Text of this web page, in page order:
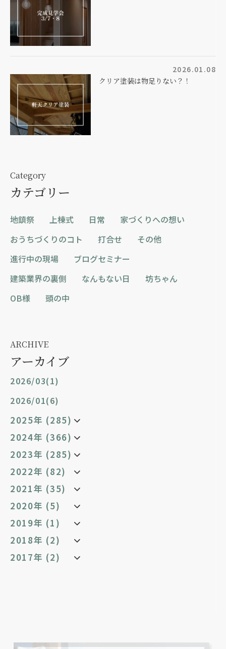
2026.01.08
クリア塗装は物足りない？！
Category
カテゴリー
地鎮祭 上棟式 日常
家づくりへの想い
おうちづくりのコト
打合せ
その他
進行中の現場
ブログセミナー
建築業界の裏側
なんもない日
坊ちゃん
OB様
頭の中
ARCHIVE
アーカイブ
2026/03(1)
2026/01(6)
2025年 (285)
2024年 (366)
2023年 (285)
2022年 (82)
2021年 (35)
2020年 (5)
2019年 (1)
2018年 (2)
2017年 (2)